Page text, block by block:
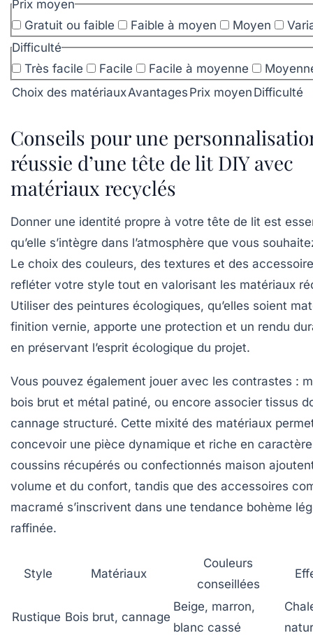
Prix moyen
Gratuit ou faible
Faible à moyen Moyen
Difficulté
Très facile
Facile Facile à moyenne
Choix des matériauxAvantages Prix moyen Difficulté
Conseils pour une
réussie d’une tête de lit DIY avec
matériaux recyclés
Donner une identité propre à votre tête de lit est
qu’elle s’intègre dans l’atmosphère que vous
Le choix des couleurs, des textures et des
refléter votre style tout en valorisant les matériaux
Utiliser des peintures écologiques, qu’elles soient
finition vernie, apporte une protection et un rendu
en préservant l’esprit écologique du projet.
Vous pouvez également jouer avec les contrastes :
bois brut et métal patiné, ou encore associer tissus
cannage structuré. Cette mixité des matériaux
concevoir une pièce dynamique et riche en
coussins récupérés ou confectionnés maison
volume et du confort, tandis que des accessoires
macramé s’inscrivent dans une tendance bohème
raffinée.
Style Matériaux
Couleurs
conseillées
Rustique Bois brut, cannage
Beige, marron,
blanc cassé